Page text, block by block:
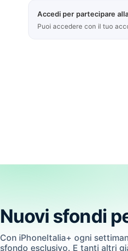
Accedi per partecipare
Puoi accedere con il tuo
Nuovi sfondi
Con iPhoneItalia+ ogni
sfondo esclusivo. E tanti altri